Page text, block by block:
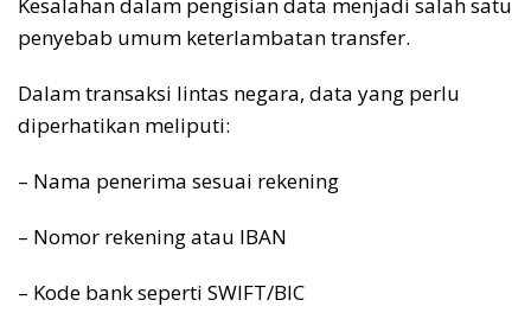
penyebab umum keterlambatan transfer.
Dalam transaksi lintas negara, data yang perlu
diperhatikan meliputi:
– Nama penerima sesuai rekening
– Nomor rekening atau IBAN
– Kode bank seperti SWIFT/BIC